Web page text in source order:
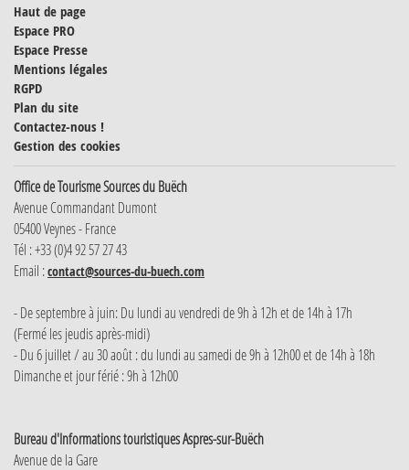
Haut de page
Espace PRO
Espace Presse
Mentions légales
RGPD
Plan du site
Contactez-nous !
Gestion des cookies
Office de Tourisme Sources du Buëch
Avenue Commandant Dumont
05400 Veynes - France
Tél : +33 (0)4 92 57 27 43
Email :contact@sources-du-buech.com
- De septembre à juin: Du lundi au vendredi de 9h à 12h et de 14h à 17h
(Fermé les jeudis après-midi)
- Du 6 juillet / au 30 août : du lundi au samedi de 9h à 12h00 et de 14h à 18h
Dimanche et jour férié : 9h à 12h00
Bureau d'Informations touristiques Aspres-sur-Buëch
Avenue de la Gare